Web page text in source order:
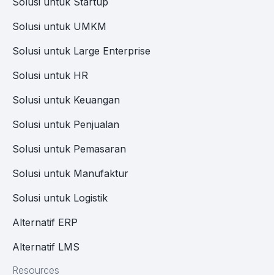
Solusi untuk UMKM
Solusi untuk Large Enterprise
Solusi untuk HR
Solusi untuk Keuangan
Solusi untuk Penjualan
Solusi untuk Pemasaran
Solusi untuk Manufaktur
Solusi untuk Logistik
Alternatif ERP
Alternatif LMS
Resources